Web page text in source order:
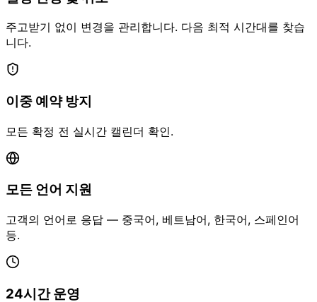
주고받기 없이 변경을 관리합니다. 다음 최적 시간대를 찾습
니다.
이중 예약 방지
모든 확정 전 실시간 캘린더 확인.
모든 언어 지원
고객의 언어로 응답 — 중국어, 베트남어, 한국어, 스페인어
등.
24시간 운영